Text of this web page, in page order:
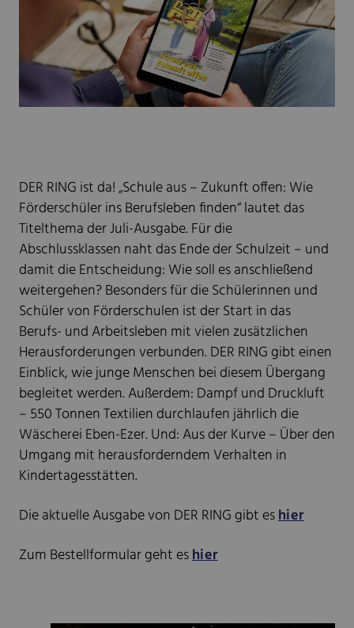
DER RING ist da! „Schule aus – Zukunft offen: Wie
Förderschüler ins Berufsleben finden“ lautet das
Titelthema der Juli-Ausgabe. Für die
Abschlussklassen naht das Ende der Schulzeit – und
damit die Entscheidung: Wie soll es anschließend
weitergehen? Besonders für die Schülerinnen und
Schüler von Förderschulen ist der Start in das
Berufs- und Arbeitsleben mit vielen zusätzlichen
Herausforderungen verbunden. DER RING gibt einen
Einblick, wie junge Menschen bei diesem Übergang
begleitet werden. Außerdem: Dampf und Druckluft
– 550 Tonnen Textilien durchlaufen jährlich die
Wäscherei Eben-Ezer. Und: Aus der Kurve – Über den
Umgang mit herausforderndem Verhalten in
Kindertagesstätten.
Die aktuelle Ausgabe von DER RING gibt eshier
Zum Bestellformular geht eshier